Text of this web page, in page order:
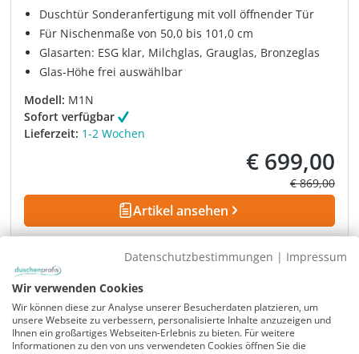
Duschtür Sonderanfertigung mit voll öffnender Tür
Für Nischenmaße von 50,0 bis 101,0 cm
Glasarten: ESG klar, Milchglas, Grauglas, Bronzeglas
Glas-Höhe frei auswählbar
Modell: M1N
Sofort verfügbar
Lieferzeit: 1-2 Wochen
Verkaufspreis:
€ 699,00
Regulärer
€ 869,00
Artikel ansehen
-17% UVP
Datenschutzbestimmungen | Impressum
Wir verwenden Cookies
Wir können diese zur Analyse unserer Besucherdaten platzieren, um
unsere Webseite zu verbessern, personalisierte Inhalte anzuzeigen und
Ihnen ein großartiges Webseiten-Erlebnis zu bieten. Für weitere
Informationen zu den von uns verwendeten Cookies öffnen Sie die